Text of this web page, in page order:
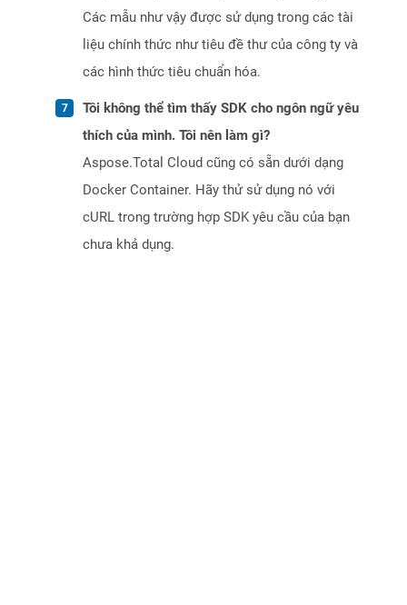
Các mẫu như vậy được sử dụng trong các tài
liệu chính thức như tiêu đề thư của công ty và
các hình thức tiêu chuẩn hóa.
Tôi không thể tìm thấy SDK cho ngôn ngữ yêu
thích của mình. Tôi nên làm gì?
Aspose.Total Cloud cũng có sẵn dưới dạng
Docker Container. Hãy thử sử dụng nó với
cURL trong trường hợp SDK yêu cầu của bạn
chưa khả dụng.